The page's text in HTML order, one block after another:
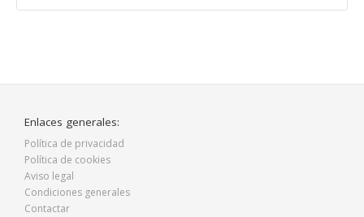
Enlaces generales:
Política de privacidad
Política de cookies
Aviso legal
Condiciones generales
Contactar